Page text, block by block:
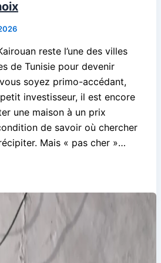
reste l’une des villes
de Tunisie pour devenir
soyez primo-accédant,
investisseur, il est encore
une maison à un prix
de savoir où chercher
Mais « pas cher »…